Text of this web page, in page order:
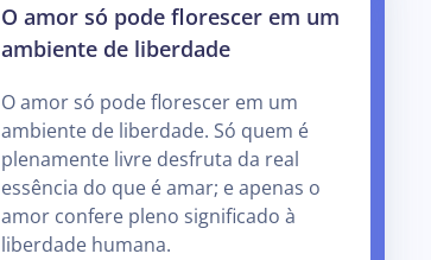
O amor só pode florescer em um
ambiente de liberdade
O amor só pode florescer em um
ambiente de liberdade. Só quem é
plenamente livre desfruta da real
essência do que é amar; e apenas o
amor confere pleno significado à
liberdade humana.